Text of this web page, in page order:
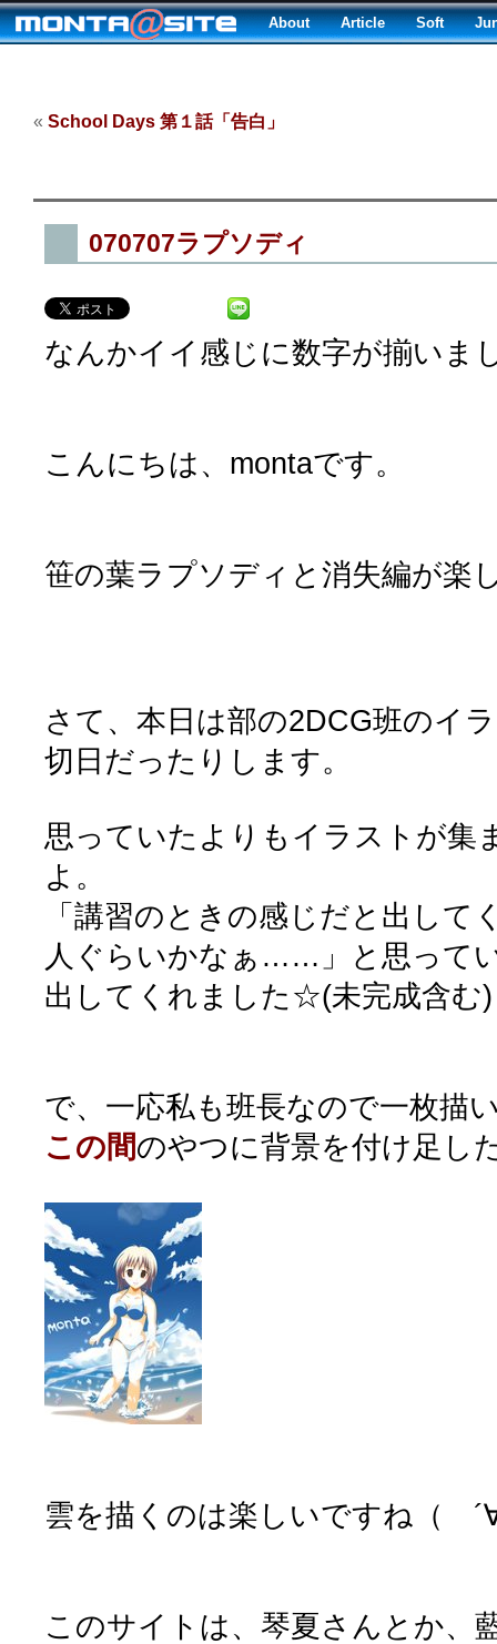
About Article Soft
« School Days 第１話「告白」
070707ラプソディ
なんかイイ感じに数字が揃いま
こんにちは、montaです。
笹の葉ラプソディと消失編が楽
さて、本日は部の2DCG班のイ
切日だったりします。
思っていたよりもイラストが集
よ。
「講習のときの感じだと出して
人ぐらいかなぁ……」と思って
出してくれました☆(未完成含む)
で、一応私も班長なので一枚描
この間のやつに背景を付け足し
雲を描くのは楽しいですね（
このサイトは、琴夏さんとか、